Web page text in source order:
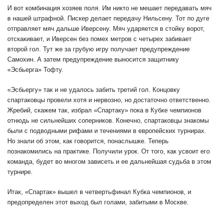
И вот комбинация хозяев поля. Им никто не мешает передавать мяч
в нашей штрафной. Пискер делает передачу Нильсену. Тот по дуге
отправляет мяч дальше Иверсену. Мяч ударяется в стойку ворот,
отскакивает, и Иверсен без помех метров с четырех забивает
второй гол. Тут же за грубую игру получает предупреждение
Самохин. А затем предупреждение выносится защитнику
«Эсбьерга» Тофту.
«Эсбьергу» так и не удалось забить третий гол. Концовку
спартаковцы провели хотя и нервозно, но достаточно ответственно.
Жребий, скажем так, избрал «Спартаку» пока в Кубке чемпионов
отнюдь не сильнейших соперников. Конечно, спартаковцы знакомы
были с подводными рифами и течениями в европейских турнирах.
Но знали об этом, как говорится, понаслышке. Теперь
познакомились на практике. Получили урок. От того, как усвоит его
команда, будет во многом зависеть и ее дальнейшая судьба в этом
турнире.
Итак, «Спартак» вышел в четвертьфинал Кубка чемпионов, и
предопределен этот выход был голами, забитыми в Москве.